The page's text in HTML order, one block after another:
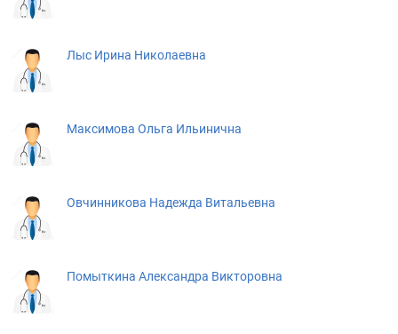
Лыс Ирина Николаевна
Максимова Ольга Ильинична
Овчинникова Надежда Витальевна
Помыткина Александра Викторовна